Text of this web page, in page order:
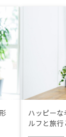
ハッピー
ルフと旅